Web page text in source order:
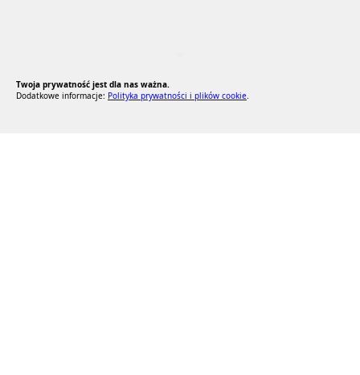
Twoja prywatność jest dla nas ważna.
Dodatkowe informacje: Polityka prywatności i plików cookie